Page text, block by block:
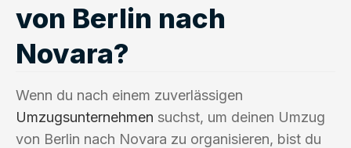
von Berlin nach
Novara?
Wenn du nach einem zuverlässigen
Umzugsunternehmen suchst, um deinen Umzug
von Berlin nach Novara zu organisieren, bist du